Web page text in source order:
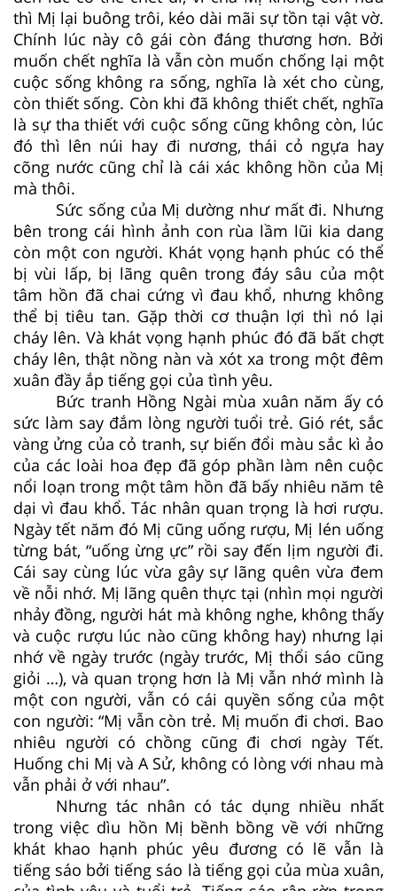
thì Mị lại buông trôi, kéo dài mãi sự tồn tại vật vờ.
Chính lúc này cô gái còn đáng thương hơn. Bởi
muốn chết nghĩa là vẫn còn muốn chống lại một
cuộc sống không ra sống, nghĩa là xét cho cùng,
còn thiết sống. Còn khi đã không thiết chết, nghĩa
là sự tha thiết với cuộc sống cũng không còn, lúc
đó thì lên núi hay đi nương, thái cỏ ngựa hay
cõng nước cũng chỉ là cái xác không hồn của Mị
mà thôi.
Sức sống của Mị dường như mất đi. Nhưng
bên trong cái hình ảnh con rùa lầm lũi kia dang
còn một con người. Khát vọng hạnh phúc có thể
bị vùi lấp, bị lãng quên trong đáy sâu của một
tâm hồn đã chai cứng vì đau khổ, nhưng không
thể bị tiêu tan. Gặp thời cơ thuận lợi thì nó lại
cháy lên. Và khát vọng hạnh phúc đó đã bất chợt
cháy lên, thật nồng nàn và xót xa trong một đêm
xuân đầy ắp tiếng gọi của tình yêu.
Bức tranh Hồng Ngài mùa xuân năm ấy có
sức làm say đắm lòng người tuổi trẻ. Gió rét, sắc
vàng ửng của cỏ tranh, sự biến đổi màu sắc kì ảo
của các loài hoa đẹp đã góp phần làm nên cuộc
nổi loạn trong một tâm hồn đã bấy nhiêu năm tê
dại vì đau khổ. Tác nhân quan trọng là hơi rượu.
Ngày tết năm đó Mị cũng uống rượu, Mị lén uống
từng bát, “uống ừng ực” rồi say đến lịm người đi.
Cái say cùng lúc vừa gây sự lãng quên vừa đem
về nỗi nhớ. Mị lãng quên thực tại (nhìn mọi người
nhảy đồng, người hát mà không nghe, không thấy
và cuộc rượu lúc nào cũng không hay) nhưng lại
nhớ về ngày trước (ngày trước, Mị thổi sáo cũng
giỏi …), và quan trọng hơn là Mị vẫn nhớ mình là
một con người, vẫn có cái quyền sống của một
con người: “Mị vẫn còn trẻ. Mị muốn đi chơi. Bao
nhiêu người có chồng cũng đi chơi ngày Tết.
Huống chi Mị và A Sử, không có lòng với nhau mà
vẫn phải ở với nhau”.
Nhưng tác nhân có tác dụng nhiều nhất
trong việc dìu hồn Mị bềnh bồng về với những
khát khao hạnh phúc yêu đương có lẽ vẫn là
tiếng sáo bởi tiếng sáo là tiếng gọi của mùa xuân,